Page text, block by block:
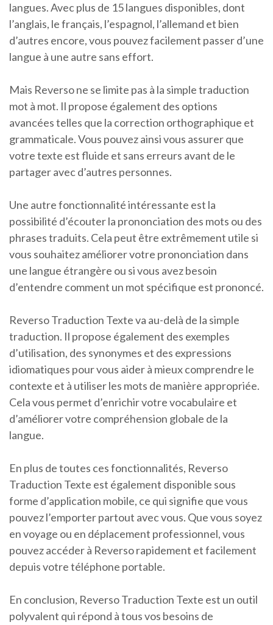
langues. Avec plus de 15 langues disponibles, dont
l’anglais, le français, l’espagnol, l’allemand et bien
d’autres encore, vous pouvez facilement passer d’une
langue à une autre sans effort.
Mais Reverso ne se limite pas à la simple traduction
mot à mot. Il propose également des options
avancées telles que la correction orthographique et
grammaticale. Vous pouvez ainsi vous assurer que
votre texte est fluide et sans erreurs avant de le
partager avec d’autres personnes.
Une autre fonctionnalité intéressante est la
possibilité d’écouter la prononciation des mots ou des
phrases traduits. Cela peut être extrêmement utile si
vous souhaitez améliorer votre prononciation dans
une langue étrangère ou si vous avez besoin
d’entendre comment un mot spécifique est prononcé.
Reverso Traduction Texte va au-delà de la simple
traduction. Il propose également des exemples
d’utilisation, des synonymes et des expressions
idiomatiques pour vous aider à mieux comprendre le
contexte et à utiliser les mots de manière appropriée.
Cela vous permet d’enrichir votre vocabulaire et
d’améliorer votre compréhension globale de la
langue.
En plus de toutes ces fonctionnalités, Reverso
Traduction Texte est également disponible sous
forme d’application mobile, ce qui signifie que vous
pouvez l’emporter partout avec vous. Que vous soyez
en voyage ou en déplacement professionnel, vous
pouvez accéder à Reverso rapidement et facilement
depuis votre téléphone portable.
En conclusion, Reverso Traduction Texte est un outil
polyvalent qui répond à tous vos besoins de